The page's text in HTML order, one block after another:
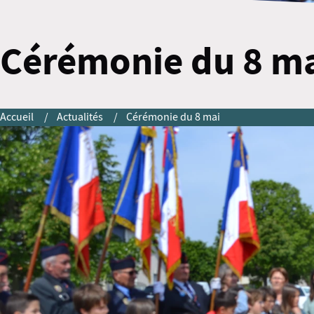
Cérémonie du 8
Accueil Actualités Cérémonie du 8 mai